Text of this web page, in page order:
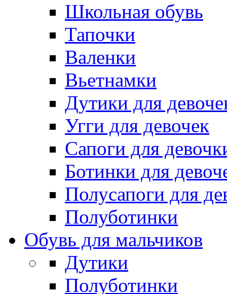
Школьная обувь
Тапочки
Валенки
Вьетнамки
Дутики для
Угги для девочек
Сапоги для
Ботинки для
Полусапоги для
Полуботинки
Обувь для мальчиков
Дутики
Полуботинки